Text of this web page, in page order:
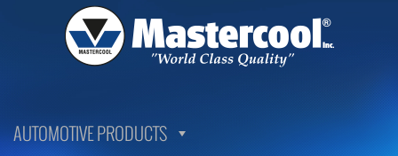
AUTOMOTIVE PRODUCTS